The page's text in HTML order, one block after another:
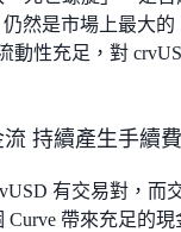
然是市場上最大的
動性充足，對
持續產生手續費
有交易對，而
帶來充足的現